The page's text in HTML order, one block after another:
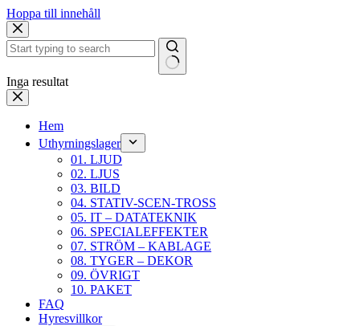
Hoppa till innehåll
Inga resultat
Hem
Uthyrningslager
01. LJUD
02. LJUS
03. BILD
04. STATIV-SCEN-TROSS
05. IT – DATATEKNIK
06. SPECIALEFFEKTER
07. STRÖM – KABLAGE
08. TYGER – DEKOR
09. ÖVRIGT
10. PAKET
FAQ
Hyresvillkor